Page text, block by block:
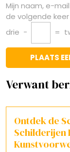
Mijn naam, e-
de volgende
drie − =
Verwant
Ontdek de
Schilderijen